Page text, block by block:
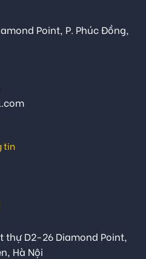
Point, P. Phúc Đồng,
tin
thự D2-26 Diamond Point,
Hà Nội